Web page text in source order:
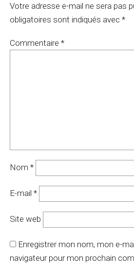
Votre adresse e-mail ne sera pas
obligatoires sont indiqués avec *
Commentaire *
Nom *
E-mail *
Site web
Enregistrer mon nom, mon e-
navigateur pour mon prochain